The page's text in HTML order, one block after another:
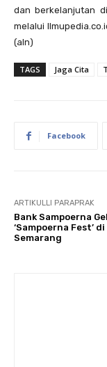
dan berkelanjutan
melalui
(aln)
TAGS Jaga Cita
Facebook
ARTIKULLI PARAPRAK
Bank Sampoerna
‘Sampoerna Fest’ di
Semarang